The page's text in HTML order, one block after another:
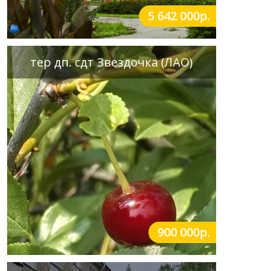
5 642 000р.
тер дп. сдт Звездочка (ЛАО)
900 000р.